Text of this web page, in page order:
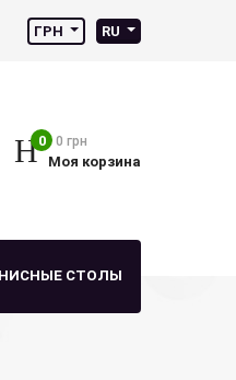
ГРН RU
0 0 грн
Моя корзина
СТОЛЫ